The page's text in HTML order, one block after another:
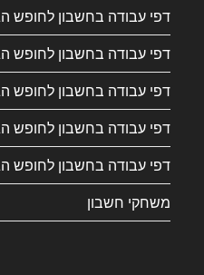
דפי עבודה בחשבון לחופש
דפי עבודה בחשבון לחופש
דפי עבודה בחשבון לחופש
דפי עבודה בחשבון לחופש
דפי עבודה בחשבון לחופש
משחקי חשבון